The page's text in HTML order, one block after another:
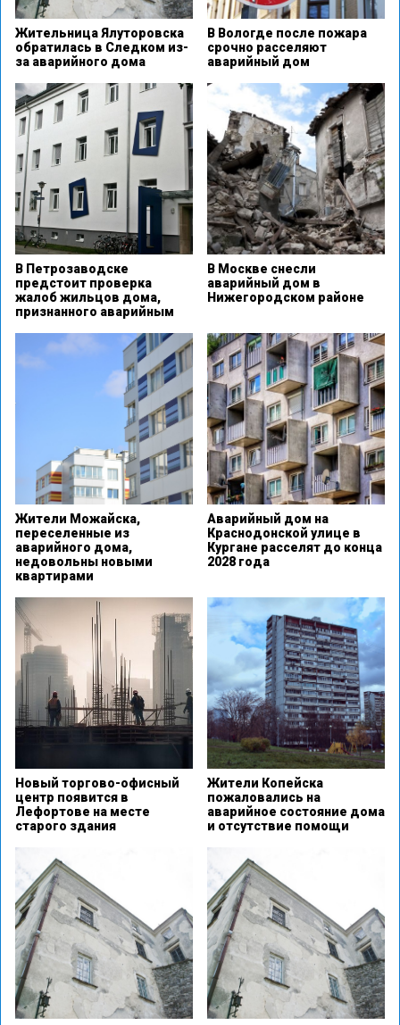
Жительница Ялуторовска
обратилась в Следком из-
за аварийного дома
В Вологде после пожара
срочно расселяют
аварийный дом
В Петрозаводске
предстоит проверка
жалоб жильцов дома,
признанного аварийным
В Москве снесли
аварийный дом в
Нижегородском районе
Жители Можайска,
переселенные из
аварийного дома,
недовольны новыми
квартирами
Аварийный дом на
Краснодонской улице в
Кургане расселят до конца
2028 года
Новый торгово-офисный
центр появится в
Лефортове на месте
старого здания
Жители Копейска
пожаловались на
аварийное состояние дома
и отсутствие помощи